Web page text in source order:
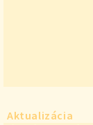
Aktualizácia